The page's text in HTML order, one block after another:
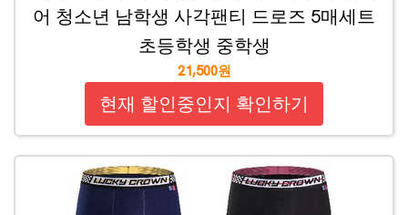
어 청소년 남학생 사각팬티 드로즈 5매세트
초등학생 중학생
21,500원
현재 할인중인지 확인하기